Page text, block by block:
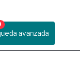
avanzada